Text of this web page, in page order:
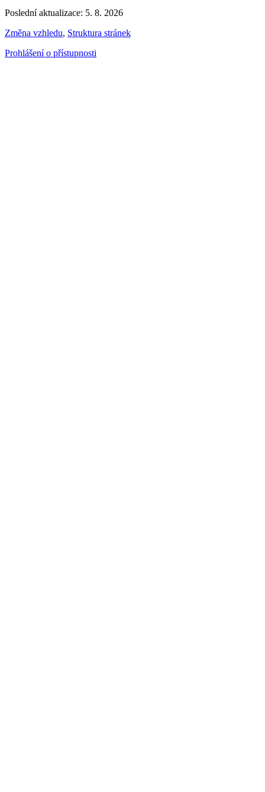
Poslední aktualizace: 5. 8. 2026
Změna vzhledu, Struktura stránek
Prohlášení o přístupnosti